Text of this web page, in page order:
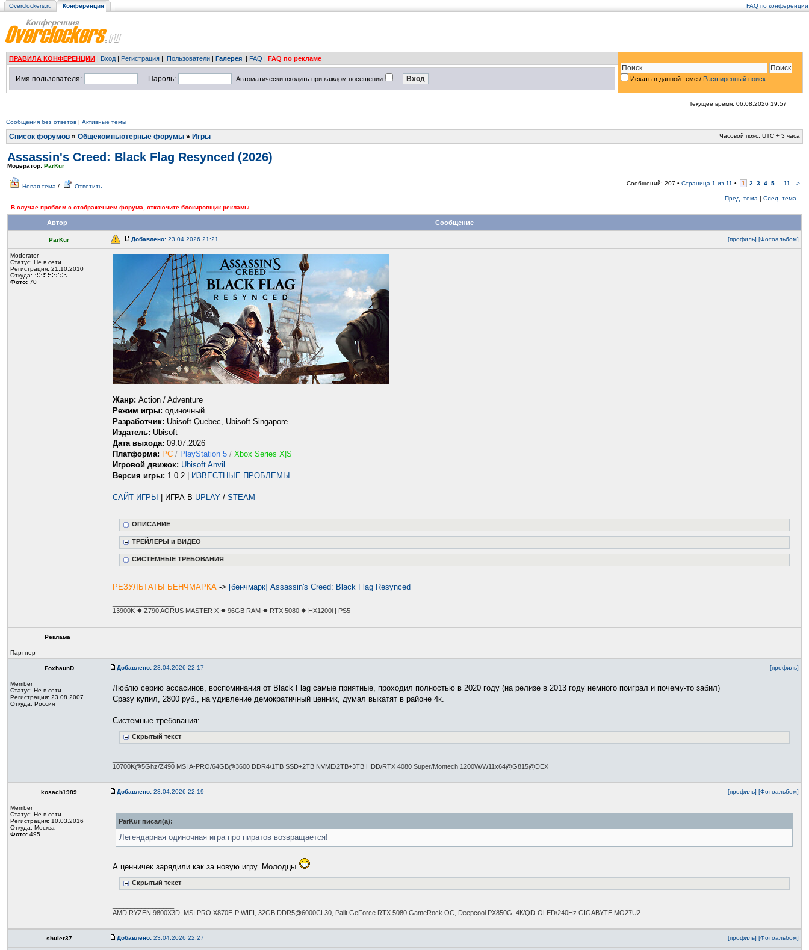
Overclockers.ru Конференция FAQ по конференции
ПРАВИЛА КОНФЕРЕНЦИИ | Вход | Регистрация | Пользователи | Галерея | FAQ | FAQ по рекламе
Искать в данной теме / Расширенный поиск
Имя пользователя: Пароль: Автоматически входить при каждом посещении
Текущее время: 06.08.2026 19:57
Сообщения без ответов | Активные темы
Список форумов » Общекомпьютерные форумы » Игры Часовой пояс: UTC + 3 часа
Assassin's Creed: Black Flag Resynced (2026)
Модератор: ParKur
Новая тема / Ответить Сообщений: 207 • Страница 1 из 11 • 1 2 3 4 5 11 >
Пред. тема | След. тема
В случае проблем с отображением форума, отключите блокировщик рекламы
Автор Сообщение
ParKur Добавлено: 23.04.2026 21:21 [профиль] [Фотоальбом]
Moderator
Статус: Не в сети
Регистрация: 21.10.2010
Откуда: ⠺⠕⠏⠗⠕⠎⠮⠢
Фото: 70
Жанр: Action / Adventure
Режим игры: одиночный
Разработчик: Ubisoft Quebec, Ubisoft Singapore
Издатель: Ubisoft
Дата выхода: 09.07.2026
Платформа: PC / PlayStation 5 / Xbox Series X|S
Игровой движок: Ubisoft Anvil
Версия игры: 1.0.2 | ИЗВЕСТНЫЕ ПРОБЛЕМЫ
САЙТ ИГРЫ | ИГРА В UPLAY / STEAM
ОПИСАНИЕ
ТРЕЙЛЕРЫ и ВИДЕО
СИСТЕМНЫЕ ТРЕБОВАНИЯ
РЕЗУЛЬТАТЫ БЕНЧМАРКА -> [бенчмарк] Assassin's Creed: Black Flag Resynced
13900K ✸ Z790 AORUS MASTER X ✸ 96GB RAM ✸ RTX 5080 ✸ HX1200i | PS5
Реклама
Партнер
FoxhaunD Добавлено: 23.04.2026 22:17 [профиль]
Member
Статус: Не в сети
Регистрация: 23.08.2007
Откуда: Россия
Люблю серию ассасинов, воспоминания от Black Flag самые приятные, проходил полностью в 2020 году (на релизе в 2013 году немного поиграл и почему-то забил)
Сразу купил, 2800 руб., на удивление демократичный ценник, думал выкатят в районе 4к.
Системные требования:
Скрытый текст
10700K@5Ghz/Z490 MSI A-PRO/64GB@3600 DDR4/1TB SSD+2TB NVME/2TB+3TB HDD/RTX 4080 Super/Montech 1200W/W11x64@G815@DEX
kosach1989 Добавлено: 23.04.2026 22:19 [профиль] [Фотоальбом]
Member
Статус: Не в сети
Регистрация: 10.03.2016
Откуда: Москва
Фото: 495
ParKur писал(а):
Легендарная одиночная игра про пиратов возвращается!
А ценничек зарядили как за новую игру. Молодцы
Скрытый текст
AMD RYZEN 9800X3D, MSI PRO X870E-P WIFI, 32GB DDR5@6000CL30, Palit GeForce RTX 5080 GameRock OC, Deepcool PX850G, 4К/QD-OLED/240Hz GIGABYTE MO27U2
shuler37 Добавлено: 23.04.2026 22:27 [профиль] [Фотоальбом]